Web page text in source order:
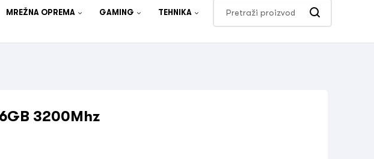
MREŽNA OPREMA GAMING TEHNIKA
3200Mhz